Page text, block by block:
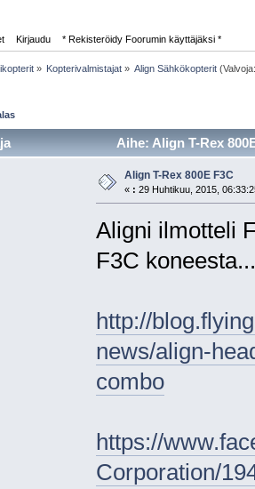
Kirjaudu * Rekisteröidy Foorumin käyttäjäksi *
» Kopterivalmistajat» Align Sähkökopterit
Aihe: Align T-Rex
Align T-Rex 800E F3C
« : 29 Huhtikuu, 2015,
Aligni ilmotteli
F3C koneesta...
http://
news/align-
combo
https://
Corporation/